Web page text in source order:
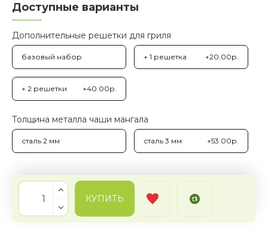
Доступные варианты
Дополнительные решетки для гриля
базовый набор + 1 решетка +20.00р.
+ 2 решетки +40.00р.
Толщина металла чаши мангала
сталь 2 мм сталь 3 мм +53.00р.
КУПИТЬ